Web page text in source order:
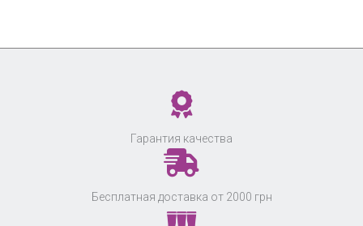
Гарантия качества
Бесплатная доставка от 2000 грн